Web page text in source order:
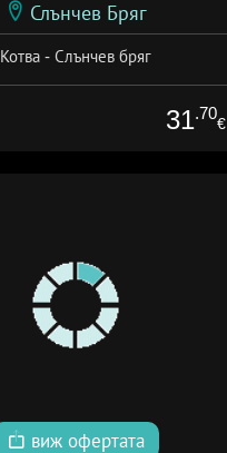
Слънчев Бряг
Котва - Слънчев бряг
31.70
€
виж офертата